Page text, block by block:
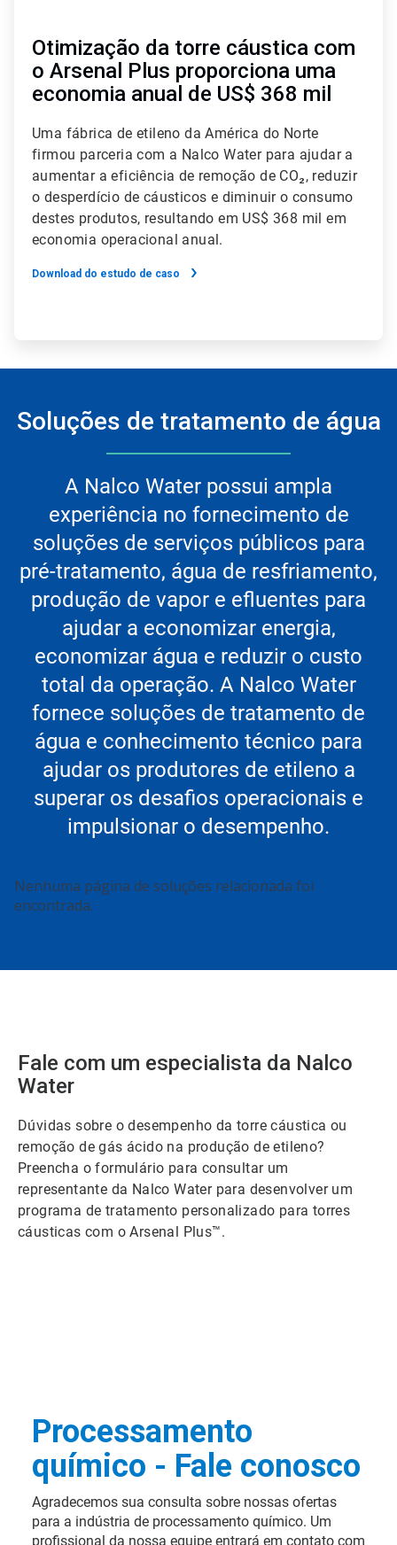
Otimização da torre cáustica com
o Arsenal Plus proporciona uma
economia anual de US$ 368 mil
Uma fábrica de etileno da América do Norte
firmou parceria com a Nalco Water para ajudar a
aumentar a eficiência de remoção de CO₂, reduzir
o desperdício de cáusticos e diminuir o consumo
destes produtos, resultando em US$ 368 mil em
economia operacional anual.
Download do estudo de caso
Soluções de tratamento de água
A Nalco Water possui ampla
experiência no fornecimento de
soluções de serviços públicos para
pré-tratamento, água de resfriamento,
produção de vapor e efluentes para
ajudar a economizar energia,
economizar água e reduzir o custo
total da operação. A Nalco Water
fornece soluções de tratamento de
água e conhecimento técnico para
ajudar os produtores de etileno a
superar os desafios operacionais e
impulsionar o desempenho.
Nenhuma página de soluções relacionada foi
encontrada.
Fale com um especialista da Nalco
Water
Dúvidas sobre o desempenho da torre cáustica ou
remoção de gás ácido na produção de etileno?
Preencha o formulário para consultar um
representante da Nalco Water para desenvolver um
programa de tratamento personalizado para torres
cáusticas com o Arsenal Plus™.
Processamento
químico - Fale conosco
Agradecemos sua consulta sobre nossas ofertas
para a indústria de processamento químico. Um
profissional da nossa equipe entrará em contato com